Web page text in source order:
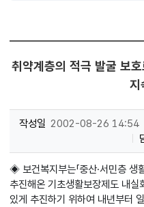
취약계층의 적극 발굴 보
지
작성일 2002-08-26 14:54
◈ 보건복지부는「중산·서민층 생
추진해온 기초생활보장제도 내
있게 추진하기 위하여 내년부터